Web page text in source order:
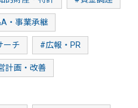
・事業承継
ーチ #広報・PR
計画・改善